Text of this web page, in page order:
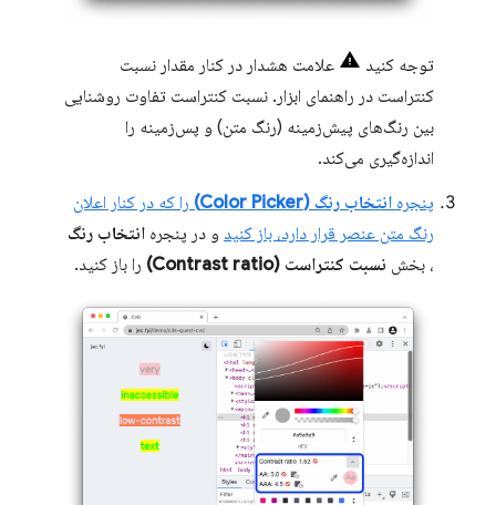
توجه کنید
علامت هشدار در کنار مقدار نسبت
کنتراست در راهنمای ابزار. نسبت کنتراست تفاوت روشنایی
بین رنگ‌های پیش‌زمینه (رنگ متن) و پس‌زمینه را
اندازه‌گیری می‌کند.
پنجره انتخاب رنگ (Color Picker)
را که در کنار اعلان
رنگ متن عنصر قرار دارد، باز کنید و در پنجره انتخاب رنگ
، بخش نسبت کنتراست (Contrast ratio) را باز کنید.